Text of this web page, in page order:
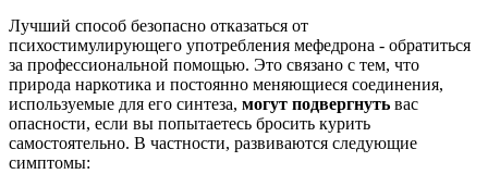
Лучший способ безопасно отказаться от
психостимулирующего употребления мефедрона - обратиться
за профессиональной помощью. Это связано с тем, что
природа наркотика и постоянно меняющиеся соединения,
используемые для его синтеза, могут подвергнуть вас
опасности, если вы попытаетесь бросить курить
самостоятельно. В частности, развиваются следующие
симптомы: